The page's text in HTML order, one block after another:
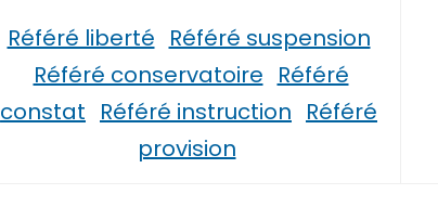
Référé liberté Référé suspension
Référé conservatoire Référé
constat Référé instruction Référé
provision